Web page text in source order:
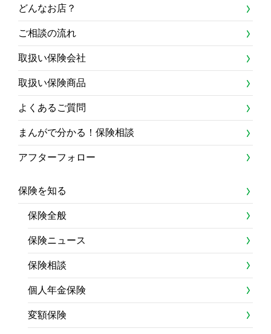
どんなお店？
ご相談の流れ
取扱い保険会社
取扱い保険商品
よくあるご質問
まんがで分かる！保険相談
アフターフォロー
保険を知る
保険全般
保険ニュース
保険相談
個人年金保険
変額保険